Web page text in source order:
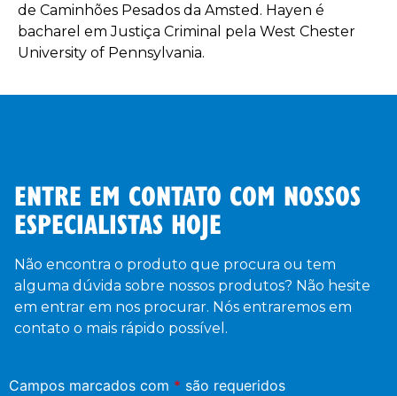
de Caminhões Pesados da Amsted. Hayen é
bacharel em Justiça Criminal pela West Chester
University of Pennsylvania.
ENTRE EM CONTATO COM NOSSOS
ESPECIALISTAS HOJE
Não encontra o produto que procura ou tem
alguma dúvida sobre nossos produtos? Não hesite
em entrar em nos procurar. Nós entraremos em
contato o mais rápido possível.
Campos marcados com * são requeridos